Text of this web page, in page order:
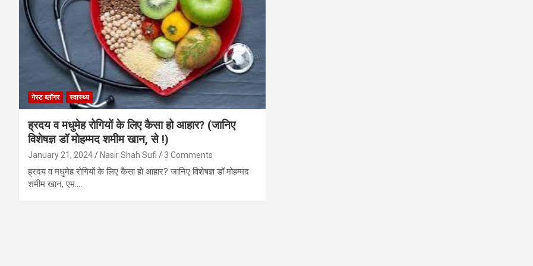
गेस्ट ब्लॉगर स्वास्थ्य
ह्रदय व मधुमेह रोगियों के लिए कैसा हो आहार? (जानिए
विशेषज्ञ डॉ मोहम्मद शमीम खान, से !)
January 21, 2024 Nasir Shah Sufi 3 Comments
ह्रदय व मधुमेह रोगियों के लिए कैसा हो आहार? जानिए विशेषज्ञ डॉ मोहम्मद
शमीम खान, एम.…